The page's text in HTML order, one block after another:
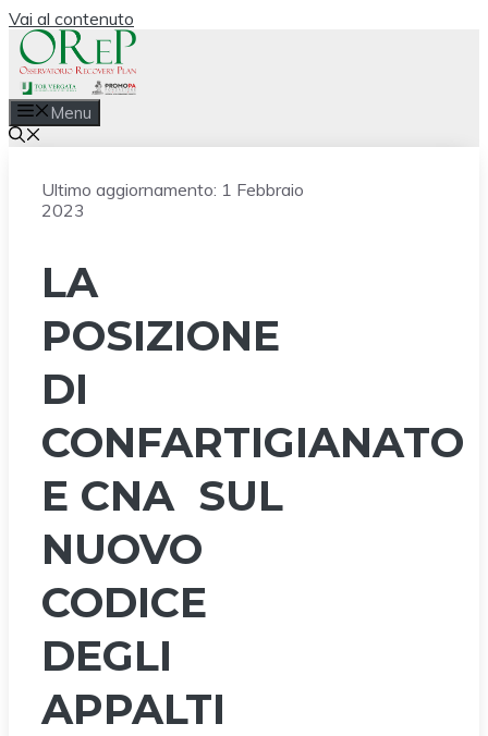
Vai al contenuto
Menu
Ultimo aggiornamento: 1 Febbraio
2023
LA
POSIZIONE
DI
CONFARTIGIANATO
E CNA SUL
NUOVO
CODICE
DEGLI
APPALTI